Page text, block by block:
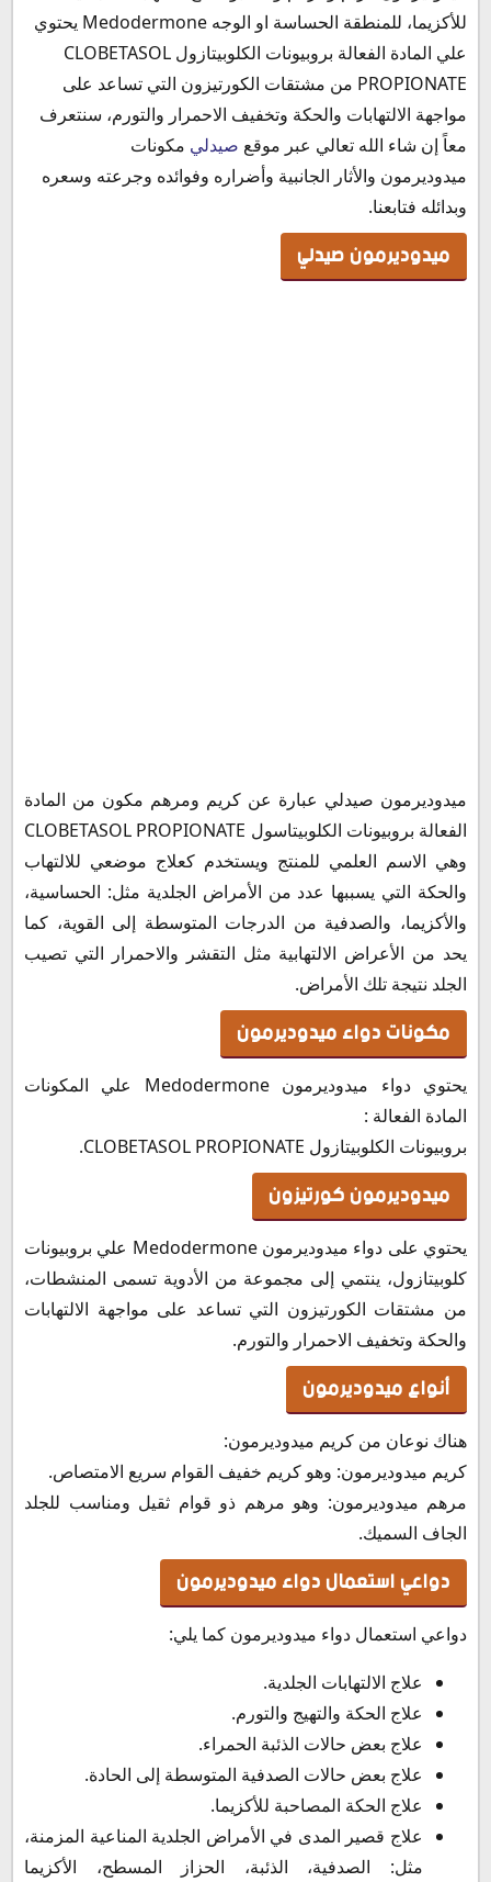
أنواع ميدوديرمون
دواعي استعمال دواء ميدوديرمون
الآثار الجانبية لكريم ميدوديرمون
موانع استخدام دواء ميدوديرمون
كريم ميدوديرمون لحب الشباب
ميدوديرمون للحروق
ميدوديرمون للبشرة
ميدوديرمون للحساسية
كريم ميدوديرمون للأكزيما
طريقة استعمال شامبو ميدوديرمون
سعر ميدوديرمون في مصر
بديل ميدوديرمون
سعر ميدوديرمون في السعودية
سعر دواء ميدوديرمون في الأردن
ميدوديرمون في الإمارات
ميدوديرمون في الكويت
سعر ميدوديرمون في قطر
سعر ميدوديرمون في سلطنة عمان
سعر ميدوديرمون في البحرين
سعر كريم ميدوديرمون في الجزائر
سعر كريم Medodermone في المغرب
حفظ وتخزين كريم ميدوديرمون Medodermone cream
للأكزيما، للمنطقة الحساسة او الوجه Medodermone يحتوي
علي المادة الفعالة بروبيونات الكلوبيتازول CLOBETASOL
PROPIONATE من مشتقات الكورتيزون التي تساعد على
مواجهة الالتهابات والحكة وتخفيف الاحمرار والتورم، سنتعرف
معاً إن شاء الله تعالي عبر موقع صيدلي مكونات
ميدوديرمون والأثار الجانبية وأضراره وفوائده وجرعته وسعره
وبدائله فتابعنا.
ميدوديرمون صيدلي
ميدوديرمون صيدلي عبارة عن كريم ومرهم مكون من المادة
الفعالة بروبيونات الكلوبيتاسول CLOBETASOL PROPIONATE
وهي الاسم العلمي للمنتج ويستخدم كعلاج موضعي للالتهاب
والحكة التي يسببها عدد من الأمراض الجلدية مثل: الحساسية،
والأكزيما، والصدفية من الدرجات المتوسطة إلى القوية، كما
يحد من الأعراض الالتهابية مثل التقشر والاحمرار التي تصيب
الجلد نتيجة تلك الأمراض.
مكونات دواء ميدوديرمون
يحتوي دواء ميدوديرمون Medodermone علي المكونات
المادة الفعالة :
بروبيونات الكلوبيتازول CLOBETASOL PROPIONATE.
ميدوديرمون كورتيزون
يحتوي على دواء ميدوديرمون Medodermone علي بروبيونات
كلوبيتازول، ينتمي إلى مجموعة من الأدوية تسمى المنشطات،
من مشتقات الكورتيزون التي تساعد على مواجهة الالتهابات
والحكة وتخفيف الاحمرار والتورم.
أنواع ميدوديرمون
هناك نوعان من كريم ميدوديرمون:
كريم ميدوديرمون: وهو كريم خفيف القوام سريع الامتصاص.
مرهم ميدوديرمون: وهو مرهم ذو قوام ثقيل ومناسب للجلد
الجاف السميك.
دواعي استعمال دواء ميدوديرمون
دواعي استعمال دواء ميدوديرمون كما يلي:
علاج الالتهابات الجلدية.
علاج الحكة والتهيج والتورم.
علاج بعض حالات الذئبة الحمراء.
علاج بعض حالات الصدفية المتوسطة إلى الحادة.
علاج الحكة المصاحبة للأكزيما.
علاج قصير المدى في الأمراض الجلدية المناعية المزمنة،
مثل: الصدفية، الذئبة، الحزاز المسطح، الأكزيما